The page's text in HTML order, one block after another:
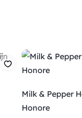
Milk & Pepper
Honore